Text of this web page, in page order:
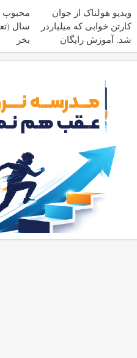
ویدیو هولناک از جوان
کارتن خوابی که میلیاردر
شد. آموزش رایگان
محبوب
سال
بخر